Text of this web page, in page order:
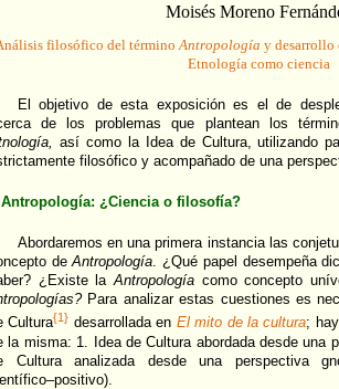
Moisés Moreno
filosófico del términoAntropología y desarrollo
Etnología como ciencia
El objetivo de esta exposición es el de
de los problemas que plantean los
así como la Idea de Cultura, utilizando
filosófico y acompañado de una
Antropología: ¿Ciencia o filosofía?
Abordaremos en una primera instancia las
deAntropología. ¿Qué papel desempeña
¿Existe laAntropologíacomo concepto
Para analizar estas cuestiones es
Cultura{1} desarrollada en El mito de la cultura;
la misma: 1. Idea de Cultura abordada desde una
Cultura analizada desde una perspectiva